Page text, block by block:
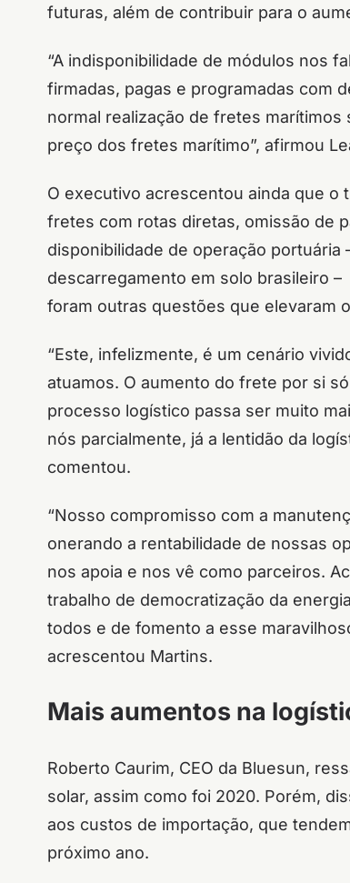
futuras, além de contribuir para o
“A indisponibilidade de módulos nos
firmadas, pagas e programadas com
normal realização de fretes marítimos
preço dos fretes marítimo”, afirmou
O executivo acrescentou ainda que
fretes com rotas diretas, omissão de
disponibilidade de operação
descarregamento em solo brasileiro
foram outras questões que elevaram
“Este, infelizmente, é um cenário
atuamos. O aumento do frete por si
processo logístico passa ser muito
nós parcialmente, já a lentidão da
comentou.
“Nosso compromisso com a
onerando a rentabilidade de nossas
nos apoia e nos vê como parceiros.
trabalho de democratização da
todos e de fomento a esse
acrescentou Martins.
Mais aumentos na
Roberto Caurim, CEO da Bluesun,
solar, assim como foi 2020. Porém,
aos custos de importação, que
próximo ano.